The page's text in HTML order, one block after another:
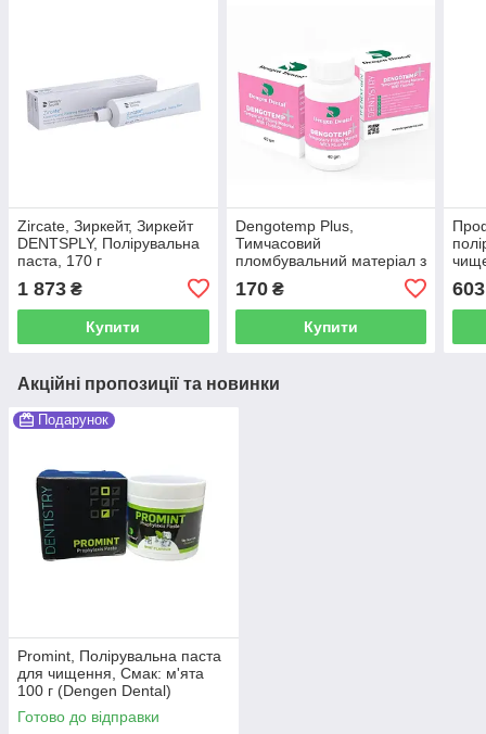
Zircate, Зиркейт, Зиркейт
DENTSPLY, Полірувальна
паста, 170 г
1 873 ₴
Купити
Dengotemp Plus,
Тимчасовий
пломбувальний матеріал з
Dental)
170₴
Купити
603
Акційні пропозиції та новинки
Подарунок
Promint, Полірувальна паста
для чищення, Смак: м'ята
100 г (Dengen Dental)
Готово до відправки